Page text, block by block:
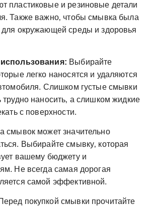
пластиковые и резиновые детали
Также важно‚ чтобы смывка была
для окружающей среды и здоровья
Выбирайте
легко наносятся и удаляются
Слишком густые смывки
трудно наносить‚ а слишком жидкие
с поверхности.
смывок может значительно
Выбирайте смывку‚ которая
вашему бюджету и
Не всегда самая дорогая
самой эффективной.
покупкой смывки прочитайте